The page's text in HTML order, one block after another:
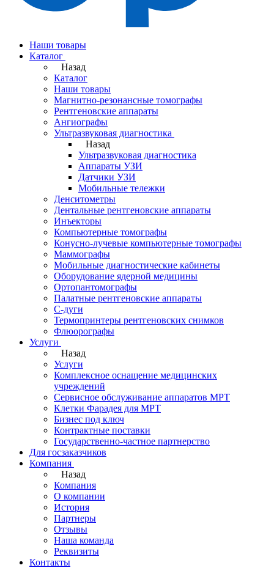
Наши товары
Каталог
Назад
Каталог
Наши товары
Магнитно-резонансные томографы
Рентгеновские аппараты
Ангиографы
Ультразвуковая диагностика
Назад
Ультразвуковая диагностика
Аппараты УЗИ
Датчики УЗИ
Мобильные тележки
Денситометры
Дентальные рентгеновские аппараты
Инъекторы
Компьютерные томографы
Конусно-лучевые компьютерные томографы
Маммографы
Мобильные диагностические кабинеты
Оборудование ядерной медицины
Ортопантомографы
Палатные рентгеновские аппараты
С-дуги
Термопринтеры рентгеновских снимков
Флюорографы
Услуги
Назад
Услуги
Комплексное оснащение медицинских
учреждений
Сервисное обслуживание аппаратов МРТ
Клетки Фарадея для МРТ
Бизнес под ключ
Контрактные поставки
Государственно-частное партнерство
Для госзаказчиков
Компания
Назад
Компания
О компании
История
Партнеры
Отзывы
Наша команда
Реквизиты
Контакты